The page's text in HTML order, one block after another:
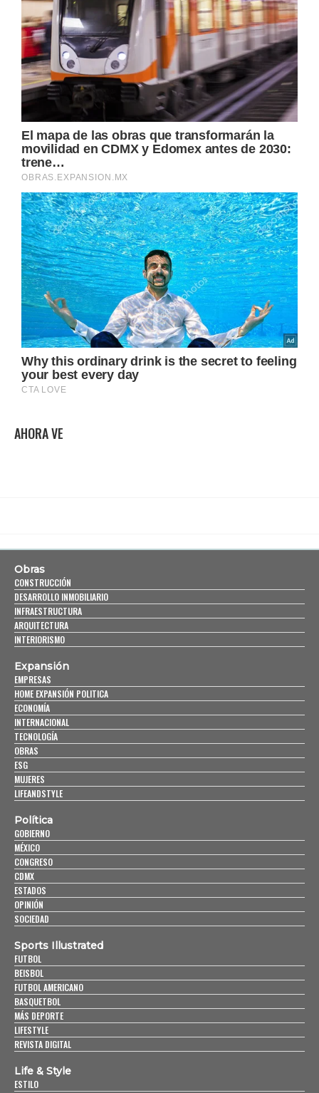
AHORA VE
Obras
CONSTRUCCIÓN
DESARROLLO INMOBILIARIO
INFRAESTRUCTURA
ARQUITECTURA
INTERIORISMO
Expansión
EMPRESAS
HOME EXPANSIÓN POLITICA
ECONOMÍA
INTERNACIONAL
TECNOLOGÍA
OBRAS
ESG
MUJERES
LIFEANDSTYLE
Política
GOBIERNO
MÉXICO
CONGRESO
CDMX
ESTADOS
OPINIÓN
SOCIEDAD
Sports Illustrated
FUTBOL
BEISBOL
FUTBOL AMERICANO
BASQUETBOL
MÁS DEPORTE
LIFESTYLE
REVISTA DIGITAL
Life & Style
ESTILO